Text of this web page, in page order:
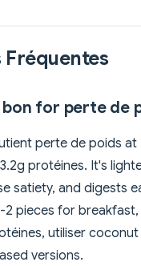
Fréquentes
bon for perte de
perte de poids at
protéines. It's
satiety, and digests
2 pieces for
utiliser
versions.